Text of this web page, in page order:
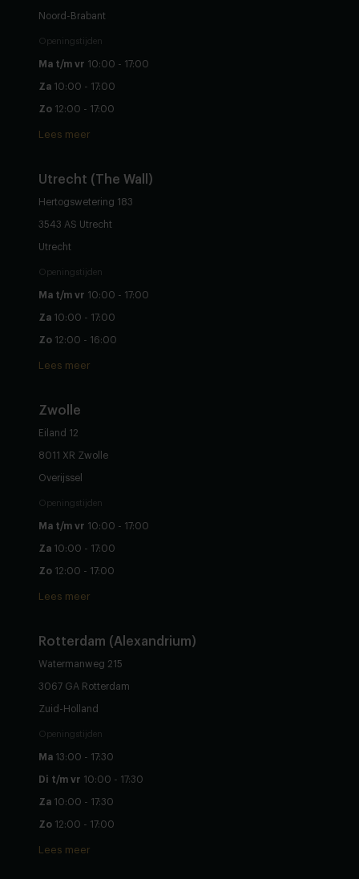
Noord-Brabant
Openingstijden
Ma t/m vr 10:00 - 17:00
Za 10:00 - 17:00
Zo 12:00 - 17:00
Lees meer
Utrecht (The Wall)
Hertogswetering 183
3543 AS Utrecht
Utrecht
Openingstijden
Ma t/m vr 10:00 - 17:00
Za 10:00 - 17:00
Zo 12:00 - 16:00
Lees meer
Zwolle
Eiland 12
8011 XR Zwolle
Overijssel
Openingstijden
Ma t/m vr 10:00 - 17:00
Za 10:00 - 17:00
Zo 12:00 - 17:00
Lees meer
Rotterdam (Alexandrium)
Watermanweg 215
3067 GA Rotterdam
Zuid-Holland
Openingstijden
Ma 13:00 - 17:30
Di t/m vr 10:00 - 17:30
Za 10:00 - 17:30
Zo 12:00 - 17:00
Lees meer